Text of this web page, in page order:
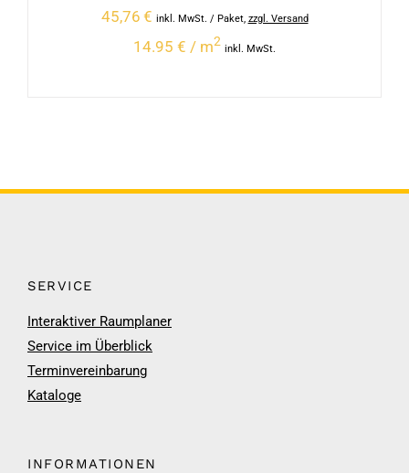
45,76 € inkl. MwSt. / Paket, zzgl. Versand
14.95 € / m2
inkl. MwSt.
SERVICE
Interaktiver Raumplaner
Service im Überblick
Terminvereinbarung
Kataloge
INFORMATIONEN